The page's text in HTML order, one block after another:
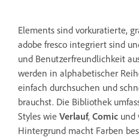
Elements sind vorkuratierte,
adobe fresco integriert sind
und Benutzerfreundlichkeit
werden in alphabetischer
einfach durchsuchen und
brauchst. Die Bibliothek
Styles wie Verlauf, Comic und
Hintergrund macht Farben